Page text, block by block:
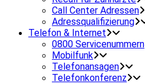
Call Center Adressen
Adressqualifizierung
Telefon & Internet
0800 Servicenummern
Mobilfunk
Telefonansagen
Telefonkonferenz